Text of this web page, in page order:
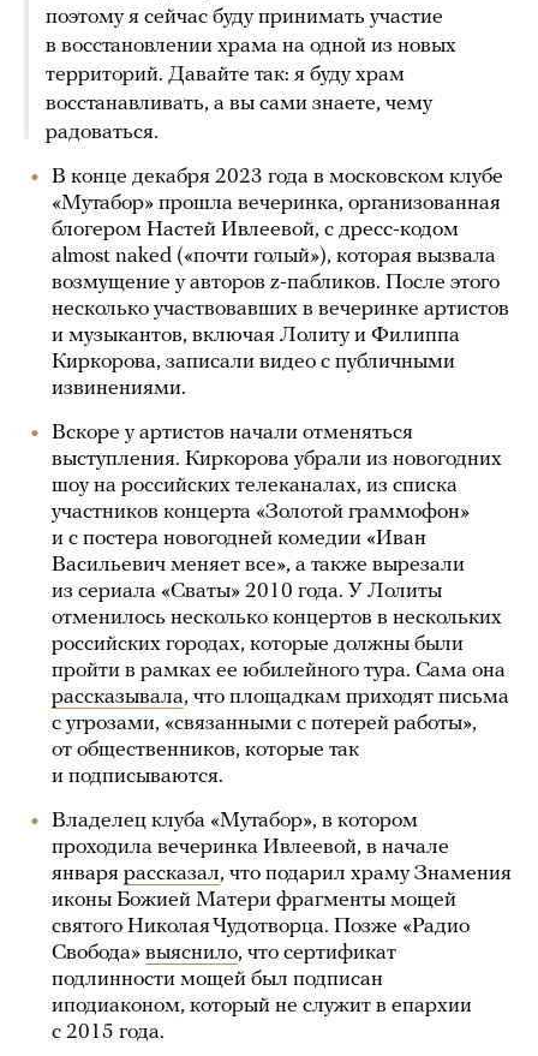
поэтому я сейчас буду принимать участие
в восстановлении храма на одной из новых
территорий. Давайте так: я буду храм
восстанавливать, а вы сами знаете, чему
радоваться.
В конце декабря 2023 года в московском клубе
«Мутабор» прошла вечеринка, организованная
блогером Настей Ивлеевой, с дресс-кодом
almost naked («почти голый»), которая вызвала
возмущение у авторов z-пабликов. После этого
несколько участвовавших в вечеринке артистов
и музыкантов, включая Лолиту и Филиппа
Киркорова, записали видео с публичными
извинениями.
Вскоре у артистов начали отменяться
выступления. Киркорова убрали из новогодних
шоу на российских телеканалах, из списка
участников концерта «Золотой граммофон»
и с постера новогодней комедии «Иван
Васильевич меняет все», а также вырезали
из сериала «Сваты» 2010 года. У Лолиты
отменилось несколько концертов в нескольких
российских городах, которые должны были
пройти в рамках ее юбилейного тура. Сама она
рассказывала, что площадкам приходят письма
с угрозами, «связанными с потерей работы»,
от общественников, которые так
и подписываются.
Владелец клуба «Мутабор», в котором
проходила вечеринка Ивлеевой, в начале
января рассказал, что подарил храму Знамения
иконы Божией Матери фрагменты мощей
святого Николая Чудотворца. Позже «Радио
Свобода» выяснило, что сертификат
подлинности мощей был подписан
иподиаконом, который не служит в епархии
с 2015 года.